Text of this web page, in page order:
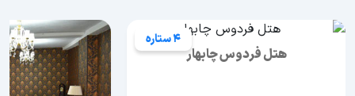
4 ستاره
هتل فردوس چابهار